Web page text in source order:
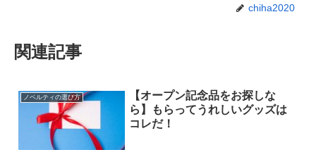
chiha2020
関連記事
ノベルティの選び方
【オープン記念品をお探しな
ら】もらってうれしいグッズは
コレだ！